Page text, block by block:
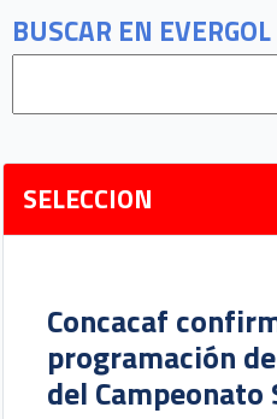
BUSCAR EN EVERGOL
SELECCION
Concacaf
programación
del Campeonato